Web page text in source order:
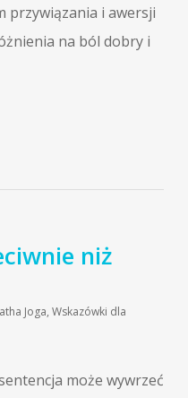
przywiązania i awersji
na ból dobry i
niż
Joga, Wskazówki dla
może wywrzeć